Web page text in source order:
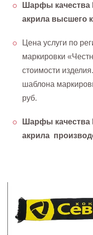
Шарфы качества
акрила высшего
Цена услуги по
маркировки
стоимости
шаблона
руб.
Шарфы качества
акрила